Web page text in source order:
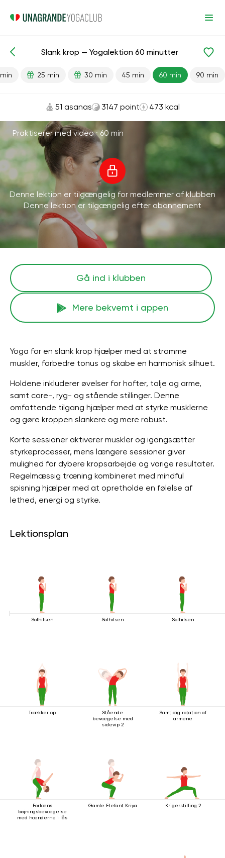
Færdiglavede lektioner Vægttab
Slank krop — Yogalektion 60 minutter
25 min 30 min 45 min 60 min 90 min
51 asanas 3147 point 473 kcal
Praktiserer med video ·60 min
Denne lektion er tilgængelig for medlemmer af klubben
Denne lektion er tilgængelig efter abonnement
Gå ind i klubben
Mere bekvemt i appen
Yoga for en slank krop hjælper med at stramme
muskler, forbedre tonus og skabe en harmonisk silhuet.
Holdene inkluderer øvelser for hofter, talje og arme,
samt core-, ryg- og stående stillinger. Denne
omfattende tilgang hjælper med at styrke musklerne
og gøre kroppen slankere og mere robust.
Korte sessioner aktiverer muskler og igangsætter
styrkeprocesser, mens længere sessioner giver
mulighed for dybere kropsarbejde og varige resultater.
Regelmæssig træning kombineret med mindful
spisning hjælper med at opretholde en følelse af
lethed, energi og styrke.
Lektionsplan
Solhilsen Solhilsen Solhilsen
Trækker op
Stående
bevægelse med
sidevip 2
Samtidig rotation af
armene
Forlæns
bøjningsbevægelse
med hænderne i lås
Gamle Elefant Kriya Krigerstilling 2